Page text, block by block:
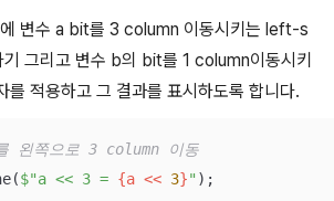
변수 a bit를 3 column 이동시키는 left-s
그리고 변수 b의 bit를 1 column이동시키
적용하고 그 결과를 표시하도록 합니다.
왼쪽으로 3 column 이동
$"a << 3 = {a << 3}"